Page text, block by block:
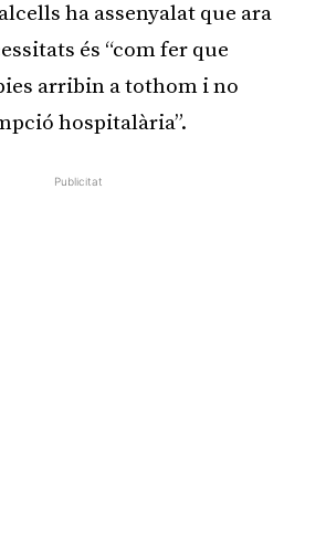
ha assenyalat que ara
és “com fer que
arribin a tothom i no
hospitalària”.
Publicitat